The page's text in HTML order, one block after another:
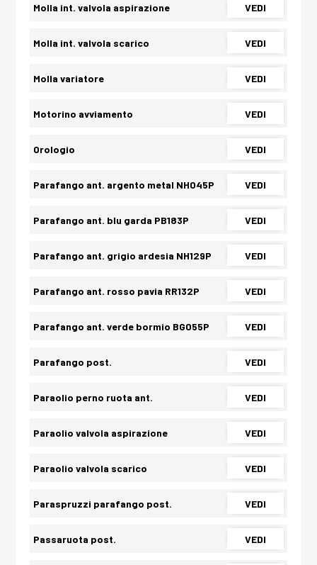
Molla int. valvola aspirazione VEDI
Molla int. valvola scarico VEDI
Molla variatore VEDI
Motorino avviamento VEDI
Orologio VEDI
Parafango ant. argento metal NH045P VEDI
Parafango ant. blu garda PB183P VEDI
Parafango ant. grigio ardesia NH129P VEDI
Parafango ant. rosso pavia RR132P VEDI
Parafango ant. verde bormio BG055P VEDI
Parafango post. VEDI
Paraolio perno ruota ant. VEDI
Paraolio valvola aspirazione VEDI
Paraolio valvola scarico VEDI
Paraspruzzi parafango post. VEDI
Passaruota post. VEDI